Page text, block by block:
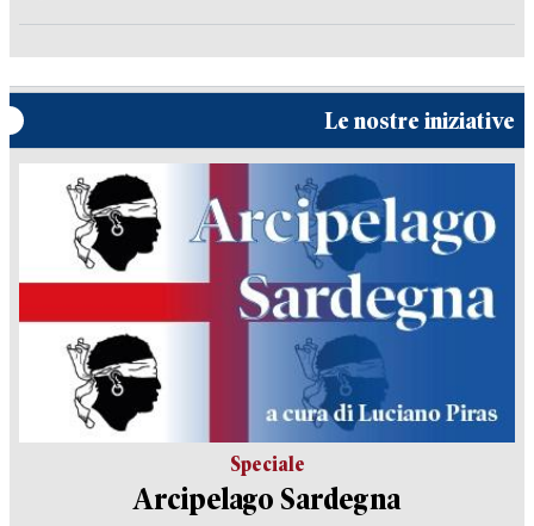
Le nostre iniziative
Speciale
Arcipelago Sardegna